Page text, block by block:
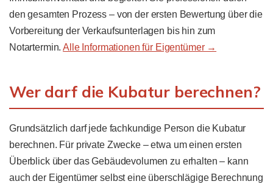
den gesamten Prozess – von der ersten Bewertung über die
Vorbereitung der Verkaufsunterlagen bis hin zum
Notartermin.Alle Informationen für Eigentümer →
Wer darf die Kubatur berechnen?
Grundsätzlich darf jede fachkundige Person die Kubatur
berechnen. Für private Zwecke – etwa um einen ersten
Überblick über das Gebäudevolumen zu erhalten – kann
auch der Eigentümer selbst eine überschlägige Berechnung